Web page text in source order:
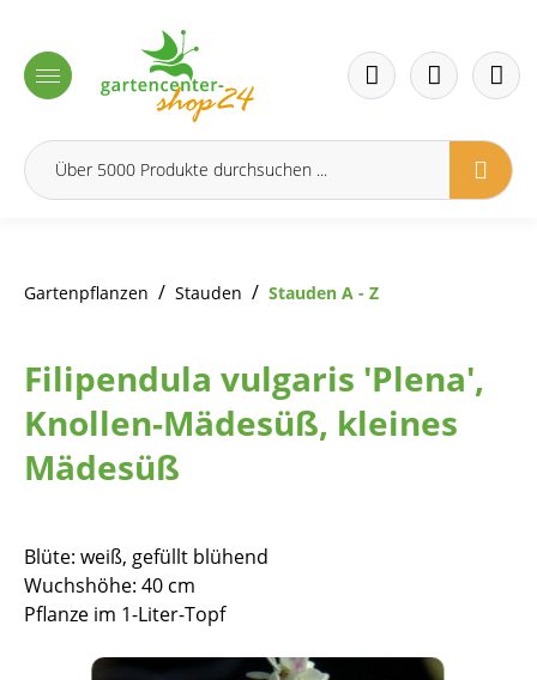
Gartenpflanzen / Stauden / Stauden A - Z
Filipendula vulgaris 'Plena',
Knollen-Mädesüß, kleines
Mädesüß
Blüte: weiß, gefüllt blühend
Wuchshöhe: 40 cm
Pflanze im 1-Liter-Topf